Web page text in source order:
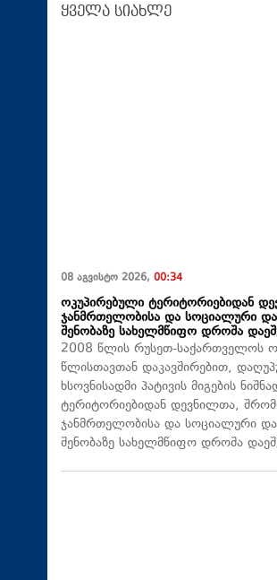
ყველა სიახლე
08 აგვისტო 2026, 00:34
ოკუპირებული ტერიტორიებიდან
ჯანმრთელობისა და სოციალური
შენობაზე სახელმწიფო დროშა
2008 წლის რუსეთ-საქართველოს
წლისთავთან დაკავშირებით,
ხსოვნისადმი პატივის მიგების
ტერიტორიებიდან დევნილთა,
ჯანმრთელობისა და სოციალური
შენობაზე სახელმწიფო დროშა